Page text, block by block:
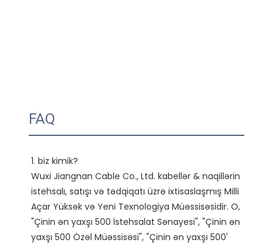
FAQ
1. biz kimik?
Wuxi Jiangnan Cable Co., Ltd. kabellər & naqillərin
istehsalı, satışı və tədqiqatı üzrə ixtisaslaşmış Milli
Açar Yüksək və Yeni Texnologiya Müəssisəsidir. O,
"Çinin ən yaxşı 500 İstehsalat Sənayesi", "Çinin ən
yaxşı 500 Özəl Müəssisəsi", "Çinin ən yaxşı 500'